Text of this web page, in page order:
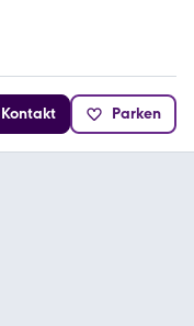
Kontakt Parken